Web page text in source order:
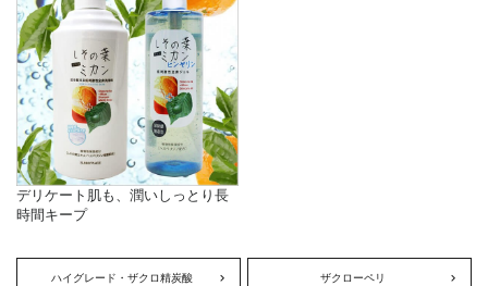
デリケート肌も、潤いしっとり長
時間キープ
ハイグレード・ザクロ精炭酸 ザクローペリ